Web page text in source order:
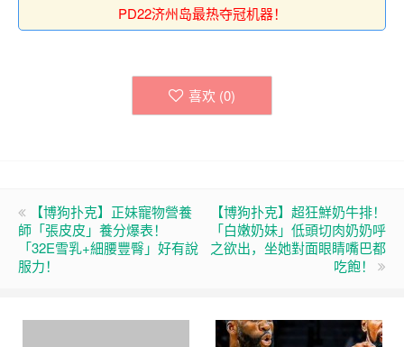
PD22济州岛最热夺冠机器！
喜欢 (0)
【博狗扑克】正妹寵物營養
師「張皮皮」養分爆表！
「32E雪乳+細腰豐臀」好有說
服力！
【博狗扑克】超狂鮮奶牛排！
「白嫩奶妹」低頭切肉奶奶呼
之欲出，坐她對面眼睛嘴巴都
吃飽！